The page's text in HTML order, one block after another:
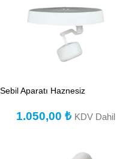
Sebil Aparatı Haznesiz
1.050,00 ₺ KDV Dahil